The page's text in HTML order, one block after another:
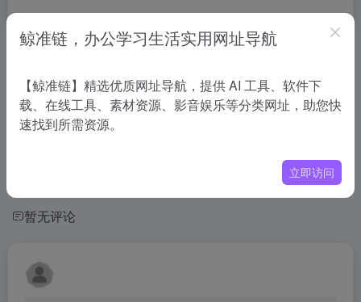
没有相关内容!
暂无评论
鲸准链，办公学习生活实用网址导航
【鲸准链】精选优质网址导航，提供 AI 工具、软件下
载、在线工具、素材资源、影音娱乐等分类网址，助您快
速找到所需资源。
立即访问